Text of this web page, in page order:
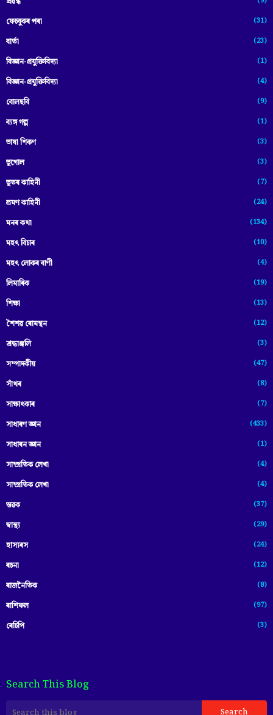
ফেচবুকৰ পৰা (31)
বাৰ্তা (23)
বিজ্ঞান-প্রযুক্তিবিদ্যা (1)
বিজ্ঞান-প্ৰযুক্তিবিদ্যা (4)
বোলছবি (9)
ব্যঙ্গ গল্প (1)
ভাষা শিকণ (3)
ভূগোল (3)
ভূতৰ কাহিনী (7)
ভ্ৰমণ কাহিনী (24)
মনৰ কথা (134)
মহৎ বিচাৰ (10)
মহৎ লোকৰ বাণী (4)
লিমাৰিক (19)
শিক্ষা (13)
শৈশৱ ৰোমন্থন (12)
শ্ৰদ্ধাঞ্জলি (3)
সম্পাদকীয় (47)
সাঁথৰ (8)
সাক্ষাৎকাৰ (7)
সাধাৰণ জ্ঞান (433)
সাধাৰন জ্ঞান (1)
সাম্প্রতিক লেখা (4)
সাম্প্ৰতিক লেখা (4)
স্তৱক (37)
স্বাস্থ্য (29)
হাস্যৰস (24)
ৰচনা (12)
ৰাজনৈতিক (8)
ৰাশিফল (97)
ৰেচিপি (3)
Search This Blog